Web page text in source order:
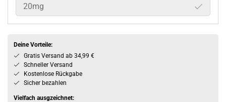
20mg
Deine Vorteile:
Gratis Versand ab 34,99 €
Schneller Versand
Kostenlose Rückgabe
Sicher bezahlen
Vielfach ausgzeichnet: